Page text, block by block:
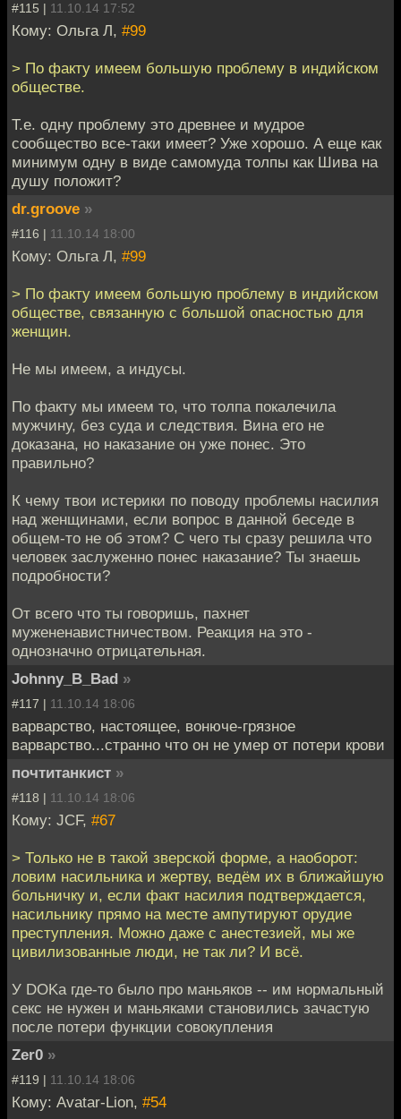
#115 | 11.10.14 17:52
Кому: Ольга Л, #99
> По факту имеем большую проблему в индийском
обществе.
Т.е. одну проблему это древнее и мудрое
сообщество все-таки имеет? Уже хорошо. А еще как
минимум одну в виде самомуда толпы как Шива на
душу положит?
dr.groove »
#116 | 11.10.14 18:00
Кому: Ольга Л, #99
> По факту имеем большую проблему в индийском
обществе, связанную с большой опасностью для
женщин.
Не мы имеем, а индусы.
По факту мы имеем то, что толпа покалечила
мужчину, без суда и следствия. Вина его не
доказана, но наказание он уже понес. Это
правильно?
К чему твои истерики по поводу проблемы насилия
над женщинами, если вопрос в данной беседе в
общем-то не об этом? С чего ты сразу решила что
человек заслуженно понес наказание? Ты знаешь
подробности?
От всего что ты говоришь, пахнет
мужененавистничеством. Реакция на это -
однозначно отрицательная.
Johnny_B_Bad »
#117 | 11.10.14 18:06
варварство, настоящее, вонюче-грязное
варварство...странно что он не умер от потери крови
почтитанкист »
#118 | 11.10.14 18:06
Кому: JCF, #67
> Только не в такой зверской форме, а наоборот:
ловим насильника и жертву, ведём их в ближайшую
больничку и, если факт насилия подтверждается,
насильнику прямо на месте ампутируют орудие
преступления. Можно даже с анестезией, мы же
цивилизованные люди, не так ли? И всё.
У DOKа где-то было про маньяков -- им нормальный
секс не нужен и маньяками становились зачастую
после потери функции совокупления
Zer0 »
#119 | 11.10.14 18:06
Кому: Avatar-Lion, #54